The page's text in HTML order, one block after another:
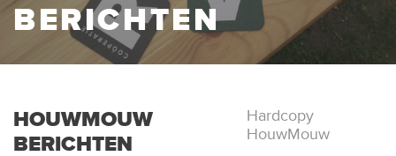
BERICHTEN
HOUWMOUW
BERICHTEN
Hardcopy
HouwMouw